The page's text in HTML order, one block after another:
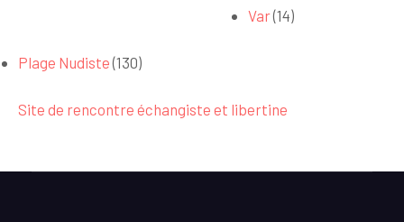
Var(14)
Plage Nudiste(130)
Site de rencontre échangiste et libertine